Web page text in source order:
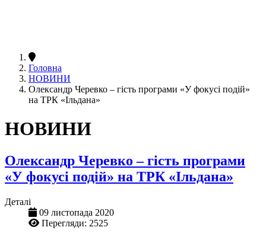
Головна
НОВИНИ
Олександр Черевко – гість програми «У фокусі подій»
на ТРК «Ільдана»
НОВИНИ
Олександр Черевко – гість програми
«У фокусі подій» на ТРК «Ільдана»
Деталі
09 листопада 2020
Перегляди: 2525